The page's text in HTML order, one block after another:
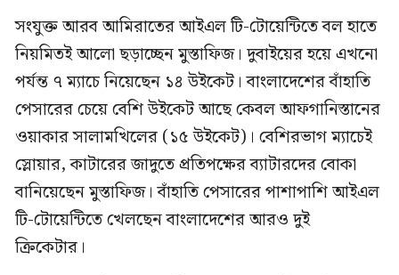
সংযুক্ত আরব আমিরাতের আইএল টি-টোয়েন্টিতে বল হাতে
নিয়মিতই আলো ছড়াচ্ছেন মুস্তাফিজ। দুবাইয়ের হয়ে এখনো
পর্যন্ত ৭ ম্যাচে নিয়েছেন ১৪ উইকেট। বাংলাদেশের বাঁহাতি
পেসারের চেয়ে বেশি উইকেট আছে কেবল আফগানিস্তানের
ওয়াকার সালামখিলের (১৫ উইকেট)। বেশিরভাগ ম্যাচেই
স্লোয়ার, কাটারের জাদুতে প্রতিপক্ষের ব্যাটারদের বোকা
বানিয়েছেন মুস্তাফিজ। বাঁহাতি পেসারের পাশাপাশি আইএল
টি-টোয়েন্টিতে খেলছেন বাংলাদেশের আরও দুই
ক্রিকেটার।